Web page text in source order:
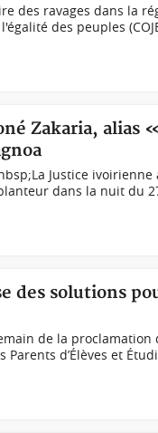
des ravages dans la
des peuples
Zakaria, alias
Justice
dans la nuit du
des solutions
de la
d’Élèves et